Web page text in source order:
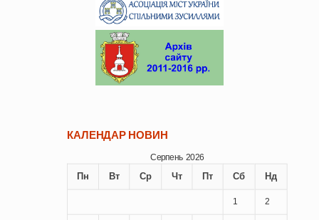
КАЛЕНДАР НОВИН
Серпень 2026
Пн Вт Ср Чт Пт Сб Нд
1 2